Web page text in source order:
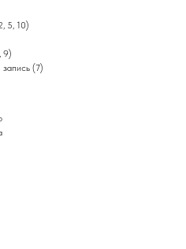
5, 10)
9)
(7)